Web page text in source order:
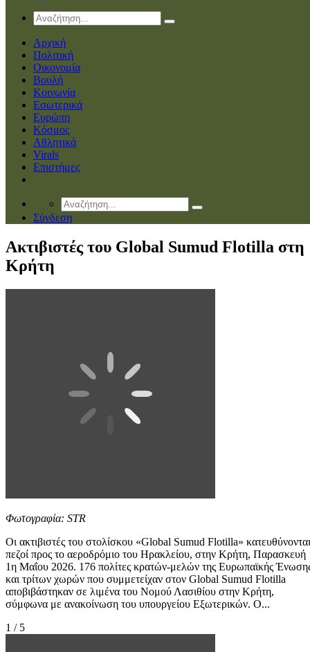
Αρχική
Πολιτική
Οικονομία
Βουλή
Κοινωνία
Εσωτερικά
Ευρώπη
Κόσμος
Αθλητικά
Virals
Επιστήμες
Σύνδεση
Ακτιβιστές του Global Sumud Flotilla στη
Κρήτη
Φωτογραφία: STR
Οι ακτιβιστές του στολίσκου «Global Sumud Flotilla» κατευθύνονται
πεζοί προς το αεροδρόμιο του Ηρακλείου, στην Κρήτη, Παρασκευή
1η Μαΐου 2026. 176 πολίτες κρατών-μελών της Ευρωπαϊκής
και τρίτων χωρών που συμμετείχαν στον Global Sumud Flotilla
αποβιβάστηκαν σε λιμένα του Νομού Λασιθίου στην Κρήτη,
σύμφωνα με ανακοίνωση του υπουργείου Εξωτερικών. Ο...
1 / 5